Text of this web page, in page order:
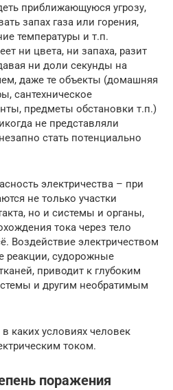
приближающуюся угрозу,
запах газа или горения,
температуры и т.п.
ни цвета, ни запаха, разит
ни доли секунды на
даже те объекты (домашняя
сантехническое
предметы обстановки т.п.)
не представляли
стать потенциально
электричества – при
не только участки
но и системы и органы,
тока через тело
Воздействие электричеством
реакции, судорожные
приводит к глубоким
и другим необратимым
каких условиях человек
током.
поражения